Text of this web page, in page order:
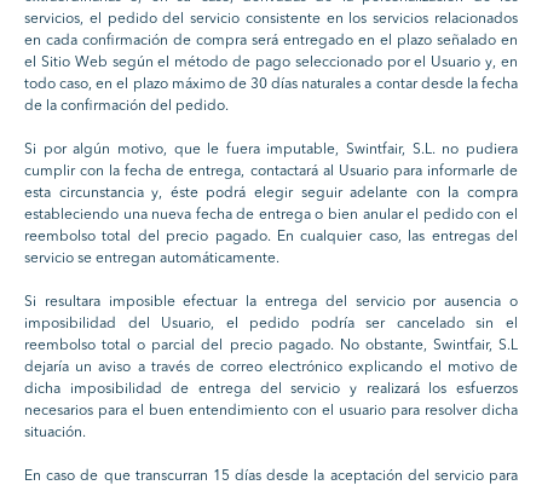
servicios, el pedido del servicio consistente en los servicios relacionados
en cada confirmación de compra será entregado en el plazo señalado en
el Sitio Web según el método de pago seleccionado por el Usuario y, en
todo caso, en el plazo máximo de 30 días naturales a contar desde la fecha
de la confirmación del pedido.
Si por algún motivo, que le fuera imputable, Swintfair, S.L. no pudiera
cumplir con la fecha de entrega, contactará al Usuario para informarle de
esta circunstancia y, éste podrá elegir seguir adelante con la compra
estableciendo una nueva fecha de entrega o bien anular el pedido con el
reembolso total del precio pagado. En cualquier caso, las entregas del
servicio se entregan automáticamente.
Si resultara imposible efectuar la entrega del servicio por ausencia o
imposibilidad del Usuario, el pedido podría ser cancelado sin el
reembolso total o parcial del precio pagado. No obstante, Swintfair, S.L
dejaría un aviso a través de correo electrónico explicando el motivo de
dicha imposibilidad de entrega del servicio y realizará los esfuerzos
necesarios para el buen entendimiento con el usuario para resolver dicha
situación.
En caso de que transcurran 15 días desde la aceptación del servicio para